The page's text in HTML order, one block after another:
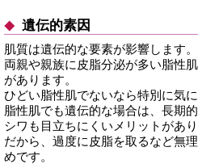
遺伝的素因
肌質は遺伝的な要素が影響します。
両親や親族に皮脂分泌が多い脂性
があります。
ひどい脂性肌でないなら特別に気
脂性肌でも遺伝的な場合は、長期
シワも目立ちにくいメリットがあり
だから、過度に皮脂を取るなど無
めです。